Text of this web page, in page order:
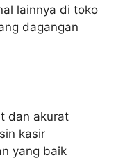
lainnya di toko
dagangan
dan akurat
kasir
yang baik